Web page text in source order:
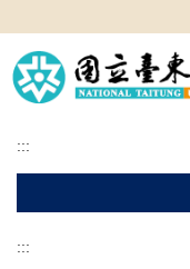
到
主
要
區
:::
:::